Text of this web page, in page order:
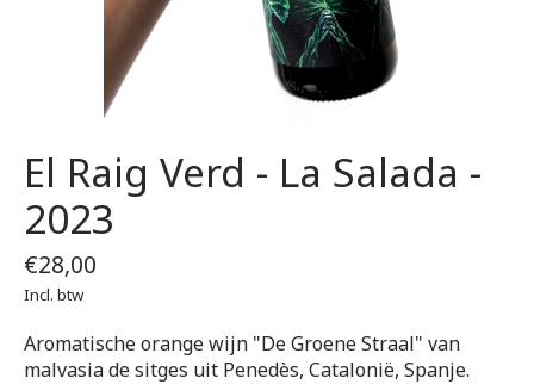
El Raig Verd - La Salada -
2023
€28,00
Incl. btw
Aromatische orange wijn "De Groene Straal" van
malvasia de sitges uit Penedès, Catalonië, Spanje.